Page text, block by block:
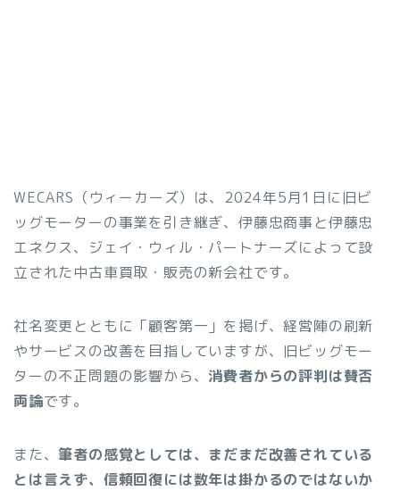
WECARS（ウィーカーズ）は、2024年5月1日に旧ビ
ッグモーターの事業を引き継ぎ、伊藤忠商事と伊藤忠
エネクス、ジェイ・ウィル・パートナーズによって設
立された中古車買取・販売の新会社です。
社名変更とともに「顧客第一」を掲げ、経営陣の刷新
やサービスの改善を目指していますが、旧ビッグモー
ターの不正問題の影響から、 消費者からの評判は賛否
両論です。
また、 筆者の感覚としては、まだまだ改善されている
とは言えず、信頼回復には数年は掛かるのではないか